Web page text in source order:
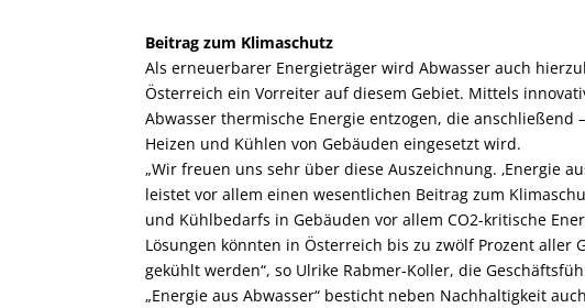
Beitrag zum Klimaschutz
Als erneuerbarer Energieträger wird Abwasser auch
Österreich ein Vorreiter auf diesem Gebiet. Mittels
Abwasser thermische Energie entzogen, die anschließend
Heizen und Kühlen von Gebäuden eingesetzt wird.
„Wir freuen uns sehr über diese Auszeichnung. ‚Energie
leistet vor allem einen wesentlichen Beitrag zum
und Kühlbedarfs in Gebäuden vor allem CO2-kritische
Lösungen könnten in Österreich bis zu zwölf Prozent
gekühlt werden“, so Ulrike Rabmer-Koller, die
„Energie aus Abwasser“ besticht neben Nachhaltigkeit